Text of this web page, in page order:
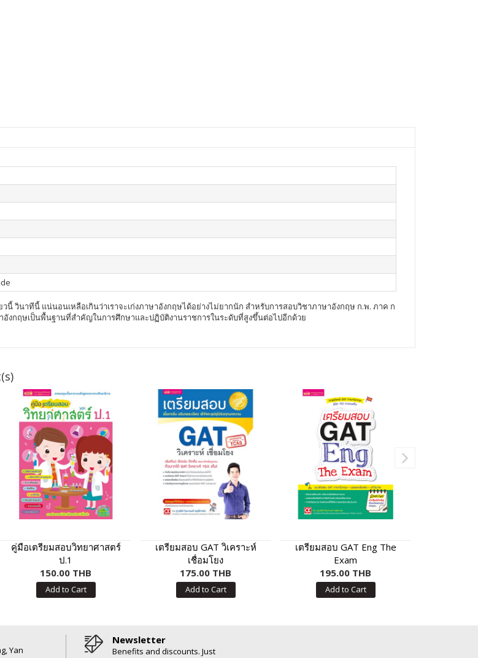
วนี้ วินาทีนี้ แน่นอนเหลือเกินว่าเราจะเก่งภาษาอังกฤษได้อย่างไม่ยากนัก สำหรับการสอบวิชาภาษาอังกฤษ ก.พ. ภาค ก
อังกฤษเป็นพื้นฐานที่สำคัญในการศึกษาและปฏิบัติงานราชการในระดับที่สูงขึ้นต่อไปอีกด้วย
คู่มือเตรียมสอบวิทยาศาสตร์
ป.1
150.00 THB
Add to Cart
เตรียมสอบ GAT วิเคราะห์
เชื่อมโยง
175.00 THB
Add to Cart
เตรียมสอบ GAT Eng The
Exam
195.00 THB
Add to Cart
Yan
Newsletter
Benefits and discounts. Just